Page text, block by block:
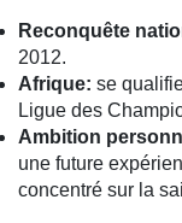
Reconquête
2012.
Afrique: se
Ligue des
Ambition
une future
concentré sur la